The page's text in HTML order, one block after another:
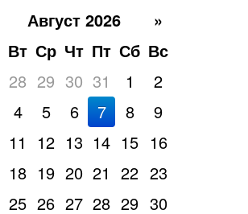
Август 2026
»
Вт Ср Чт Пт Сб Вс
28 29 30 31 1
2
4 5 6 7 8
9
11 12 13 14 15 16
18 19 20 21 22 23
25 26 27 28 29 30